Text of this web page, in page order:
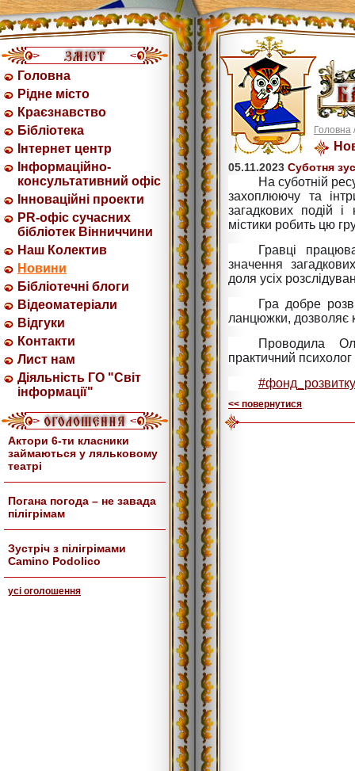
Головна
Рідне місто
Краєзнавство
Бібліотека
Інтернет центр
Інформаційно-
консультативний офіс
Інноваційні проекти
PR-офіс сучасних
бібліотек Вінниччини
Наш Колектив
Новини
Бібліотечні блоги
Відеоматеріали
Відгуки
Контакти
Лист нам
Діяльність ГО "Світ
інформації"
Актори 6-ти класники
займаються у ляльковому
театрі
Погана погода – не завада
пілігрімам
Зустріч з пілігрімами
Camino Podolico
усi оголошення
Головна
05.11.2023 Суботня
На суботній
захоплюючу та
загадкових подій і
містики робить цю
Гравці
значення
доля усіх
Гра добре
ланцюжки, дозволяє
Проводила
практичний
<< повернутися